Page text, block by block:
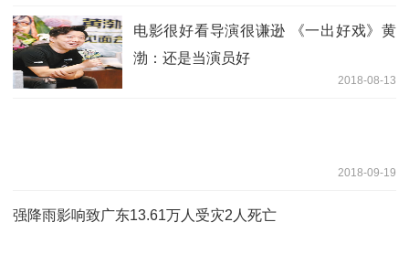
电影很好看导演很谦逊 《一出好戏》黄
渤：还是当演员好
2018-08-13
2018-09-19
强降雨影响致广东13.61万人受灾2人死亡